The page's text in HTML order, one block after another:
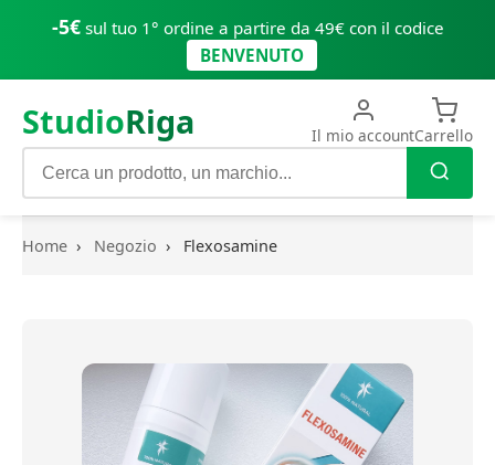
-5€sul tuo 1° ordine a partire da 49€ con il codice
BENVENUTO
StudioRiga Il mio accountCarrello
Home › Negozio › Flexosamine